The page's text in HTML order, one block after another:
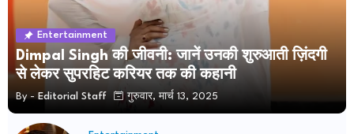
Entertainment
Dimpal Singh की जीवनी: जानें उनकी शुरुआती ज़िंदगी
से लेकर सुपरहिट करियर तक की कहानी
By - Editorial Staff गुरुवार, मार्च 13, 2025